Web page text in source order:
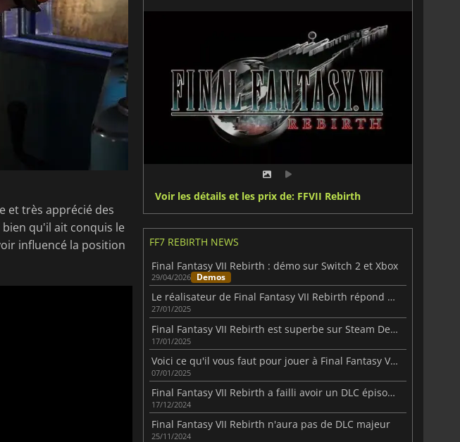
et très apprécié des
bien qu'il ait conquis le
influencé la position
Voir les détails et les prix de: FFVII Rebirth
FF7 REBIRTH NEWS
Final Fantasy VII Rebirth : démo sur Switch 2 et Xbox
29/04/2026 Demos
Le réalisateur de Final Fantasy VII Rebirth répond aux malentendus concernant la relation entre Cloud et Aerith
27/01/2025
Final Fantasy VII Rebirth est superbe sur Steam Deck
17/01/2025
Voici ce qu'il vous faut pour jouer à Final Fantasy VII Rebirth sur PC
07/01/2025
Final Fantasy VII Rebirth a failli avoir un DLC épisodique sur PC
17/12/2024
Final Fantasy VII Rebirth n'aura pas de DLC majeur
25/11/2024